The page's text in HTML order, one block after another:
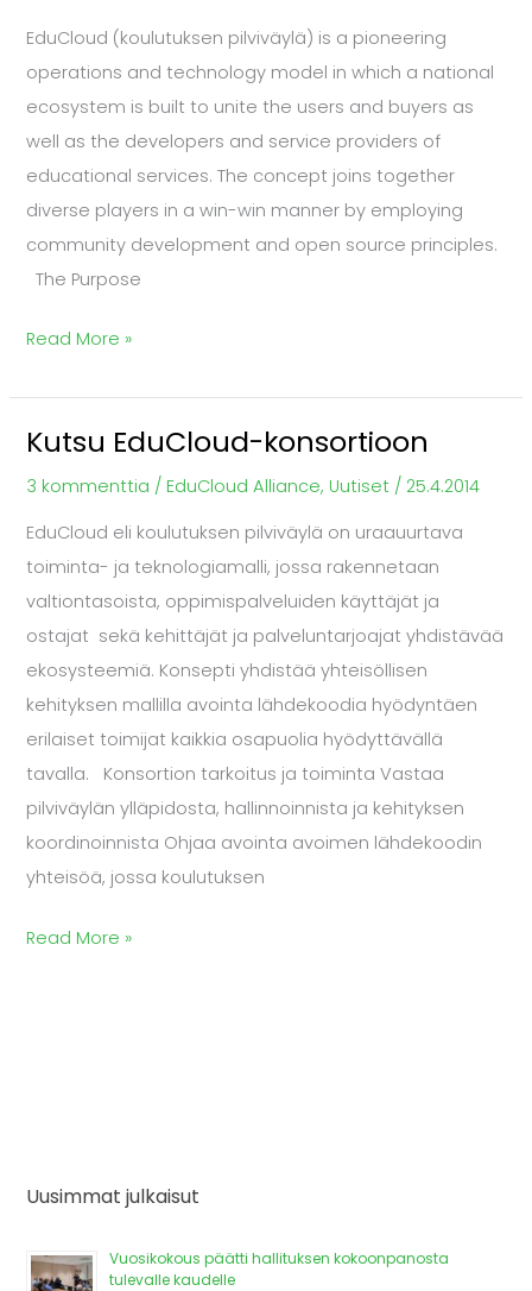
EduCloud (koulutuksen pilviväylä) is a pioneering
operations and technology model in which a national
ecosystem is built to unite the users and buyers as
well as the developers and service providers of
educational services. The concept joins together
diverse players in a win-win manner by employing
community development and open source principles.
The Purpose
EduCloud
Consortium
Read More »
Kutsu EduCloud-konsortioon
3 kommenttia / EduCloud Alliance, Uutiset / 25.4.2014
EduCloud eli koulutuksen pilviväylä on uraauurtava
toiminta- ja teknologiamalli, jossa rakennetaan
valtiontasoista, oppimispalveluiden käyttäjät ja
ostajat sekä kehittäjät ja palveluntarjoajat yhdistävää
ekosysteemiä. Konsepti yhdistää yhteisöllisen
kehityksen mallilla avointa lähdekoodia hyödyntäen
erilaiset toimijat kaikkia osapuolia hyödyttävällä
tavalla. Konsortion tarkoitus ja toiminta Vastaa
pilviväylän ylläpidosta, hallinnoinnista ja kehityksen
koordinoinnista Ohjaa avointa avoimen lähdekoodin
yhteisöä, jossa koulutuksen
Kutsu
EduCloud-
Read More »
Uusimmat julkaisut
Vuosikokous päätti hallituksen kokoonpanosta
tulevalle kaudelle